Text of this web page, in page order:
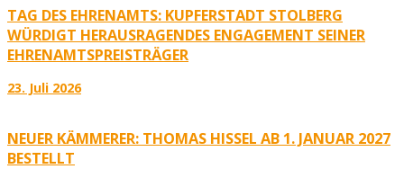
TAG DES EHRENAMTS: KUPFERSTADT STOLBERG
WÜRDIGT HERAUSRAGENDES ENGAGEMENT SEINER
EHRENAMTSPREISTRÄGER
23. Juli 2026
NEUER KÄMMERER: THOMAS HISSEL AB 1. JANUAR 2027
BESTELLT